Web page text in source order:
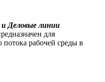
Деловые линии
для
потока рабочей среды в